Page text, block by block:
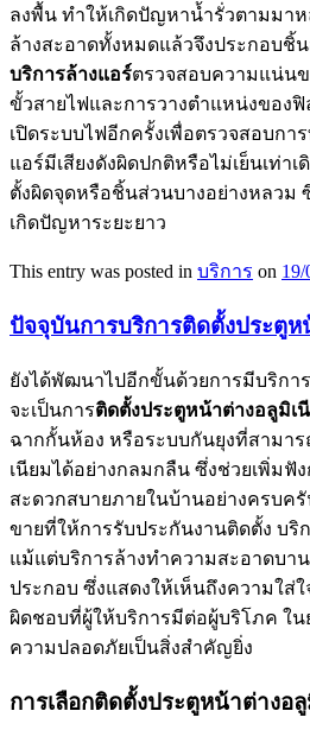
ลงพื้น ทำให้เกิดปัญหาน้ำรั่วตามมาห
ล้างสะอาดทั้งหมดแล้วจึงประกอบชิ้
บริการล้างแอร์ตรวจสอบความแน่นข
ขั้วสายไฟและการวางตำแหน่งของฟิ
เปิดระบบไฟอีกครั้งเพื่อตรวจสอบกา
แอร์มีเสียงดังผิดปกติหรือไม่เย็นเท่า
ตั้งผิดจุดหรือชิ้นส่วนบางอย่างหลวม
เกิดปัญหาระยะยาว
This entry was posted in บริการ on 19/
ปัจจุบันการบริการติดตั้งประตูห
ยังได้พัฒนาไปอีกขั้นด้วยการมีบริกา
จะเป็นการติดตั้งประตูหน้าต่างอลูมิเ
ฉากกั้นห้อง หรือระบบกันยุงที่สามา
เนียมได้อย่างกลมกลืน ซึ่งช่วยเพิ่มฟั
สะดวกสบายภายในบ้านอย่างครบค
ขายที่ให้การรับประกันงานติดตั้ง บริ
แม้แต่บริการล้างทำความสะอาดบา
ประกอบ ซึ่งแสดงให้เห็นถึงความใส่
ผิดชอบที่ผู้ให้บริการมีต่อผู้บริโภค ใ
ความปลอดภัยเป็นสิ่งสำคัญยิ่ง
การเลือกติดตั้งประตูหน้าต่างอ